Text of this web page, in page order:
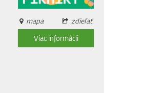
mapa
zdieľať
Viac informácii